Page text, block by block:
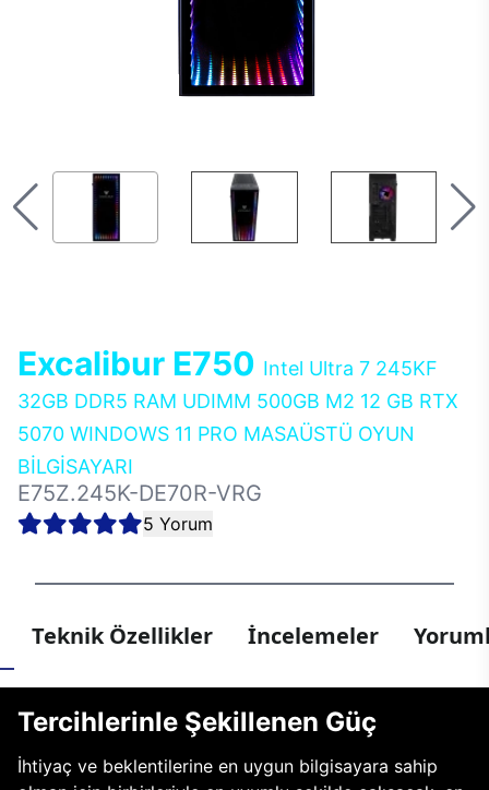
Excalibur E750 Intel Ultra 7 245KF
32GB DDR5 RAM UDIMM 500GB M2 12 GB RTX
5070 WINDOWS 11 PRO MASAÜSTÜ OYUN
BİLGİSAYARI
E75Z.245K-DE70R-VRG
5 Yorum
Teknik Özellikler İncelemeler
Tercihlerinle Şekillenen Güç
İhtiyaç ve beklentilerine en uygun bilgisayara sahip